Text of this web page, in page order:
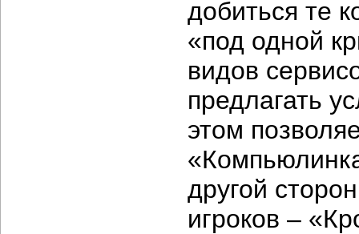
добиться те
«под одной
видов
предлагать
этом
другой
игроков –